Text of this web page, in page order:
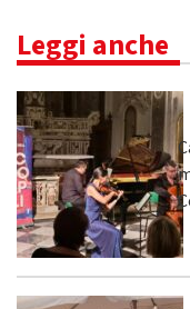
Leggi anche